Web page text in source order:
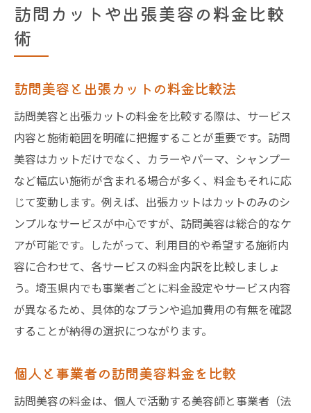
訪問カットや出張美容の料金比較
術
訪問美容と出張カットの料金比較法
訪問美容と出張カットの料金を比較する際は、サービス
内容と施術範囲を明確に把握することが重要です。訪問
美容はカットだけでなく、カラーやパーマ、シャンプー
など幅広い施術が含まれる場合が多く、料金もそれに応
じて変動します。例えば、出張カットはカットのみのシ
ンプルなサービスが中心ですが、訪問美容は総合的なケ
アが可能です。したがって、利用目的や希望する施術内
容に合わせて、各サービスの料金内訳を比較しましょ
う。埼玉県内でも事業者ごとに料金設定やサービス内容
が異なるため、具体的なプランや追加費用の有無を確認
することが納得の選択につながります。
個人と事業者の訪問美容料金を比較
訪問美容の料金は、個人で活動する美容師と事業者（法